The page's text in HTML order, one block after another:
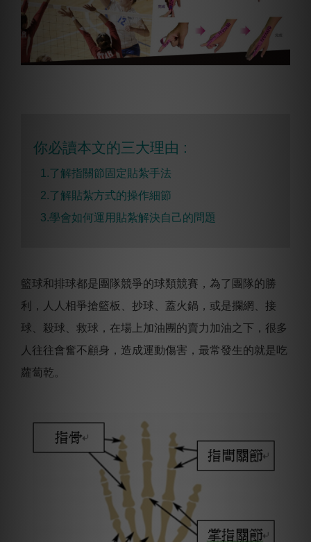
你必讀本文的三大理由 :
1.了解指關節固定貼紮手法
2.了解貼紮方式的操作細節
3.學會如何運用貼紮解決自己的問題
籃球和排球都是團隊競爭的球類競賽，為了團隊的勝
利，人人相爭搶籃板、抄球、蓋火鍋，或是攔網、接
球、殺球、救球，在場上加油團的賣力加油之下，很多
人往往會奮不顧身，造成運動傷害，最常發生的就是吃
蘿蔔乾。